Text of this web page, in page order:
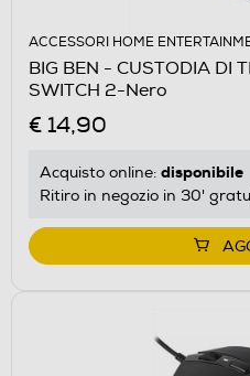
ACCESSORI HOME
BIG BEN - CUSTODIA DI
SWITCH 2-Nero
€ 14,90
Acquisto online: disponibile
Ritiro in negozio in 30'